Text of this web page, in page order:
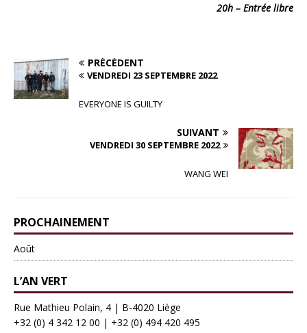
20h – Entrée libre
PRÉCÉDENT
VENDREDI 23 SEPTEMBRE 2022
EVERYONE IS GUILTY
SUIVANT
VENDREDI 30 SEPTEMBRE 2022
WANG WEI
PROCHAINEMENT
Août
L’AN VERT
Rue Mathieu Polain, 4 | B-4020 Liège
+32 (0) 4 342 12 00 | +32 (0) 494 420 495